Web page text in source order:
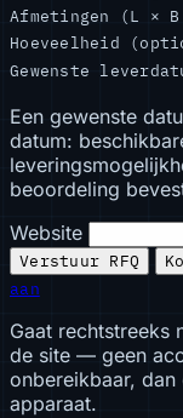
Afmetingen (L ×
Hoeveelheid
Gewenste
Een gewenste
datum:
beoordeling
Website
Verstuur RFQ
aan
Gaat rechtstreeks
de site — geen
onbereikbaar,
apparaat.